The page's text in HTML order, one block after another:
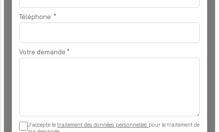
Téléphone: *
Votre demande *
J'accepte le traitement des données personnelles pour le traitement de